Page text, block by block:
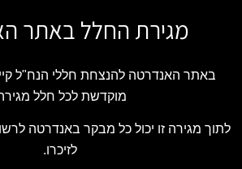
מגירת החלל באתר
באתר האנדרטה להנצחת חללי הנח"ל
מוקדשת לכל חלל
לתוך מגירה זו יכול כל מבקר באנדרטה
לזיכרו.